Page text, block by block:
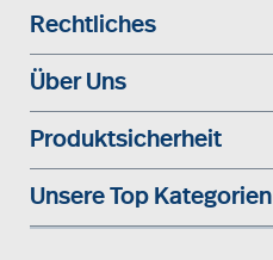
Rechtliches
Über Uns
Produktsicherheit
Unsere Top Kategorien